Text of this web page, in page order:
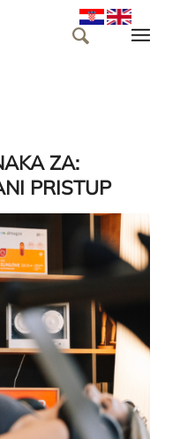
ZA:
PRISTUP